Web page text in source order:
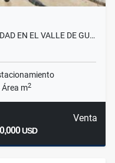
EN EL VALLE DE GU…
Área m2
Venta
USD